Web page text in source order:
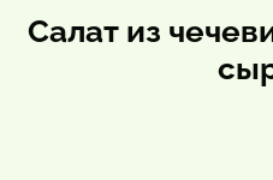
Салат из